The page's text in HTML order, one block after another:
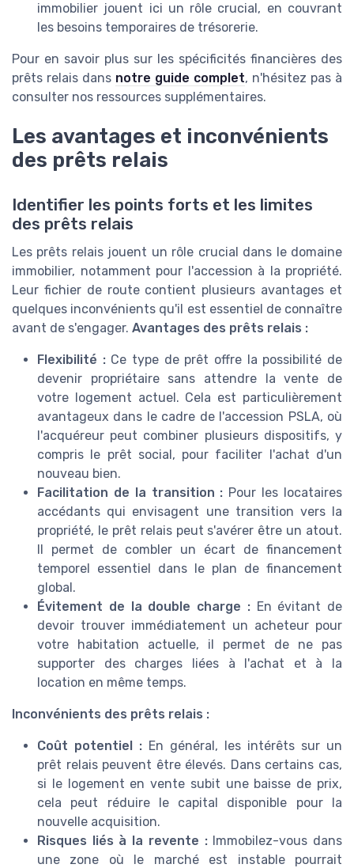
immobilier jouent ici un rôle crucial, en couvrant
les besoins temporaires de trésorerie.
Pour en savoir plus sur les spécificités financières des
prêts relais dans notre guide complet, n'hésitez pas à
consulter nos ressources supplémentaires.
Les avantages et inconvénients
des prêts relais
Identifier les points forts et les limites
des prêts relais
Les prêts relais jouent un rôle crucial dans le domaine
immobilier, notamment pour l'accession à la propriété.
Leur fichier de route contient plusieurs avantages et
quelques inconvénients qu'il est essentiel de connaître
avant de s'engager. Avantages des prêts relais :
Flexibilité :Ce type de prêt offre la possibilité de
devenir propriétaire sans attendre la vente de
votre logement actuel. Cela est particulièrement
avantageux dans le cadre de l'accession PSLA, où
l'acquéreur peut combiner plusieurs dispositifs, y
compris le prêt social, pour faciliter l'achat d'un
nouveau bien.
Facilitation de la transition : Pour les locataires
accédants qui envisagent une transition vers la
propriété, le prêt relais peut s'avérer être un atout.
Il permet de combler un écart de financement
temporel essentiel dans le plan de financement
global.
Évitement de la double charge :En évitant de
devoir trouver immédiatement un acheteur pour
votre habitation actuelle, il permet de ne pas
supporter des charges liées à l'achat et à la
location en même temps.
Inconvénients des prêts relais :
Coût potentiel : En général, les intérêts sur un
prêt relais peuvent être élevés. Dans certains cas,
si le logement en vente subit une baisse de prix,
cela peut réduire le capital disponible pour la
nouvelle acquisition.
Risques liés à la revente :Immobilez-vous dans
une zone où le marché est instable pourrait